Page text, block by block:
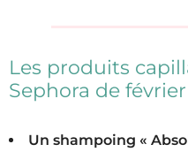
Les produits
Sephora de
Un shampoing «